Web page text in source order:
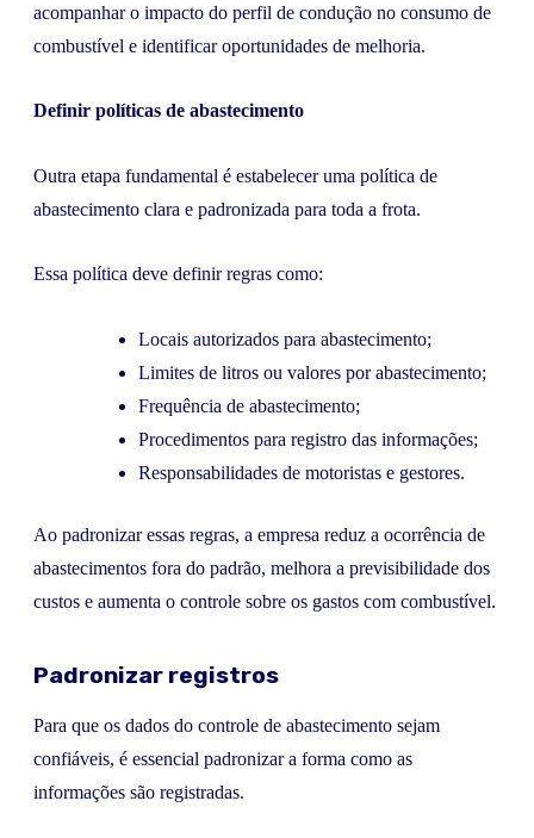
acompanhar o impacto do perfil de condução no consumo de
combustível e identificar oportunidades de melhoria.
Definir políticas de abastecimento
Outra etapa fundamental é estabelecer uma política de
abastecimento clara e padronizada para toda a frota.
Essa política deve definir regras como:
Locais autorizados para abastecimento;
Limites de litros ou valores por abastecimento;
Frequência de abastecimento;
Procedimentos para registro das informações;
Responsabilidades de motoristas e gestores.
Ao padronizar essas regras, a empresa reduz a ocorrência de
abastecimentos fora do padrão, melhora a previsibilidade dos
custos e aumenta o controle sobre os gastos com combustível.
Padronizar registros
Para que os dados do controle de abastecimento sejam
confiáveis, é essencial padronizar a forma como as
informações são registradas.